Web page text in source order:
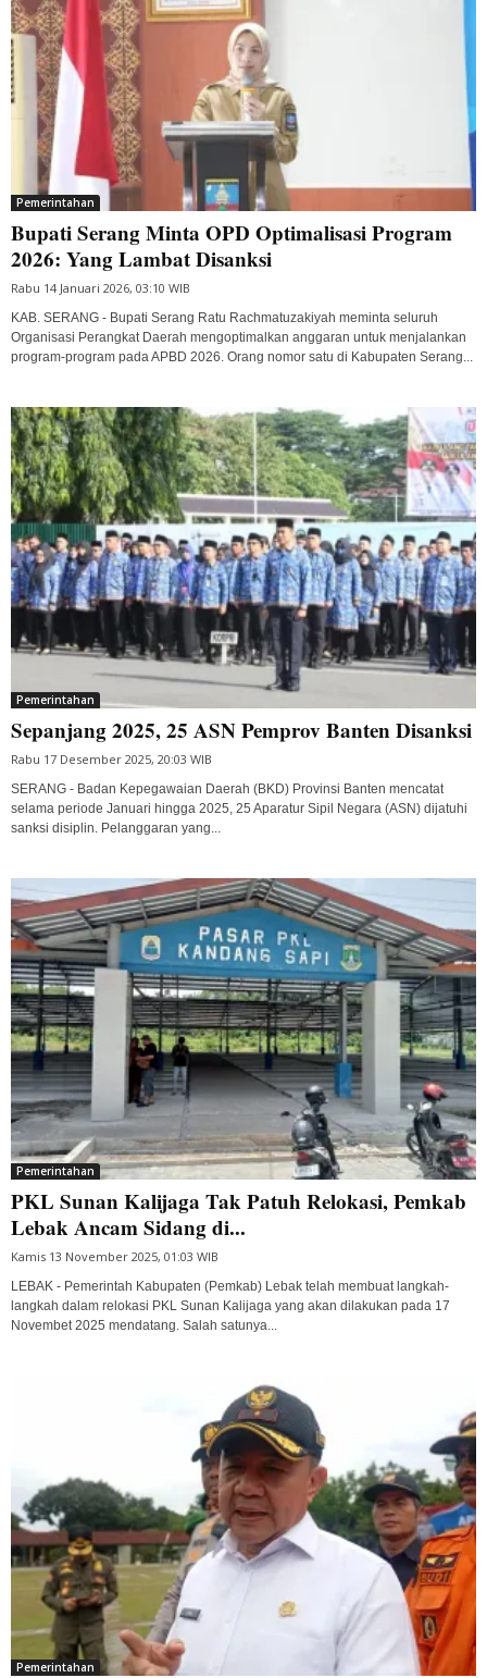
Pemerintahan
Bupati Serang Minta OPD Optimalisasi Program
2026: Yang Lambat Disanksi
Rabu 14 Januari 2026, 03:10 WIB
KAB. SERANG - Bupati Serang Ratu Rachmatuzakiyah meminta seluruh
Organisasi Perangkat Daerah mengoptimalkan anggaran untuk menjalankan
program-program pada APBD 2026. Orang nomor satu di Kabupaten Serang...
Pemerintahan
Sepanjang 2025, 25 ASN Pemprov Banten Disanksi
Rabu 17 Desember 2025, 20:03 WIB
SERANG - Badan Kepegawaian Daerah (BKD) Provinsi Banten mencatat
selama periode Januari hingga 2025, 25 Aparatur Sipil Negara (ASN) dijatuhi
sanksi disiplin. Pelanggaran yang...
Pemerintahan
PKL Sunan Kalijaga Tak Patuh Relokasi, Pemkab
Lebak Ancam Sidang di...
Kamis 13 November 2025, 01:03 WIB
LEBAK - Pemerintah Kabupaten (Pemkab) Lebak telah membuat langkah-
langkah dalam relokasi PKL Sunan Kalijaga yang akan dilakukan pada 17
Novembet 2025 mendatang. Salah satunya...
Pemerintahan